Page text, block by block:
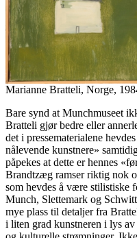
Marianne Bratteli, Norge,
Bare synd at Munchmuseet
Bratteli gjør bedre eller
det i pressematerialene
nålevende kunstnere»
påpekes at dette er hennes
Brandtzæg ramser riktig nok
som hevdes å være stilistiske
Munch, Slettemark og
mye plass til detaljer fra
i liten grad kunstneren i lys av